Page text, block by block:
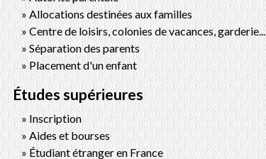
Allocations destinées aux familles
Centre de loisirs, colonies de vacances, garderie...
Séparation des parents
Placement d'un enfant
Études supérieures
Inscription
Aides et bourses
Étudiant étranger en France